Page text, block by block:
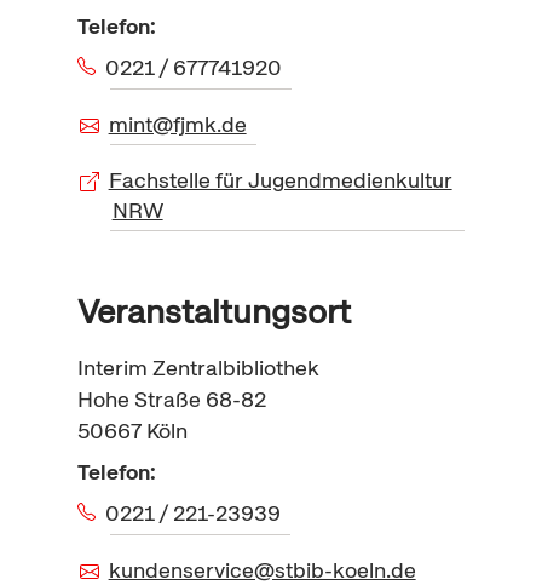
Telefon:
0221 / 677741920
mint@fjmk.de
Fachstelle für Jugendmedienkultur
NRW
Veranstaltungsort
Interim Zentralbibliothek
Hohe Straße 68-82
50667 Köln
Telefon:
0221 / 221-23939
kundenservice@stbib-koeln.de